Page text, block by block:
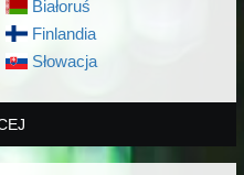
Białoruś
Finlandia
Słowacja